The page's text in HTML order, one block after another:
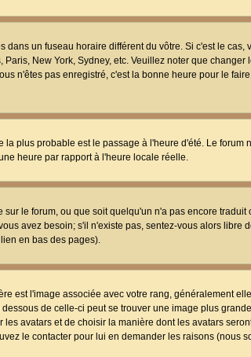
un fuseau horaire différent du vôtre. Si c'est le cas,
New York, Sydney, etc. Veuillez noter que changer
n'êtes pas enregistré, c'est la bonne heure pour le
plus probable est le passage à l'heure d'été. Le forum
heure par rapport à l'heure locale réelle.
le forum, ou que soit quelqu'un n'a pas encore traduit
avez besoin; s'il n'existe pas, sentez-vous alors libre
en bas des pages).
est l'image associée avec votre rang, généralement
de celle-ci peut se trouver une image plus
avatars et de choisir la manière dont les avatars
le contacter pour lui en demander les raisons (nous